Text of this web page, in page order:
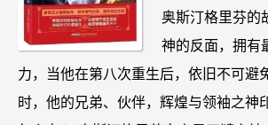
奥斯汀格里芬的
神的反面，拥有
力，当他在第八次重生后，依旧不可避
时，他的兄弟、伙伴，辉煌与领袖之神